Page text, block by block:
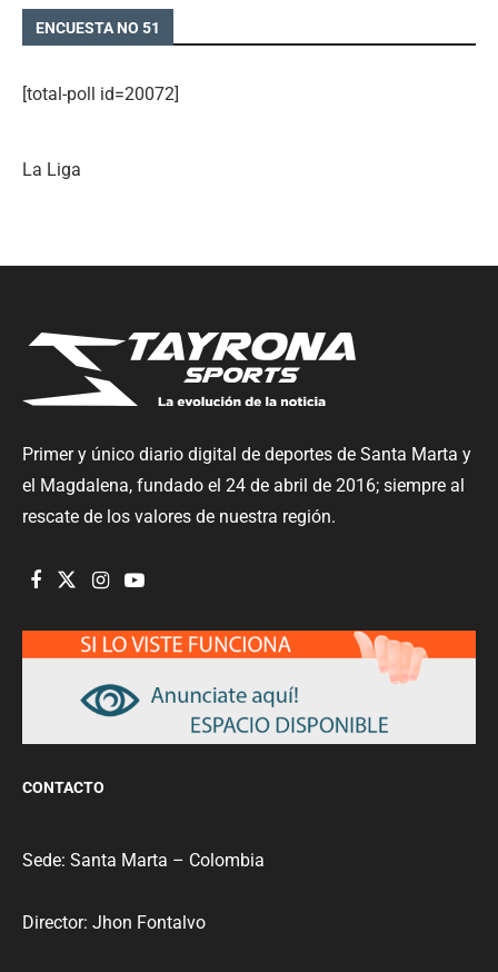
ENCUESTA NO 51
[total-poll id=20072]
La Liga
Primer y único diario digital de deportes de Santa Marta y
el Magdalena, fundado el 24 de abril de 2016; siempre al
rescate de los valores de nuestra región.
CONTACTO
Sede: Santa Marta – Colombia
Director: Jhon Fontalvo